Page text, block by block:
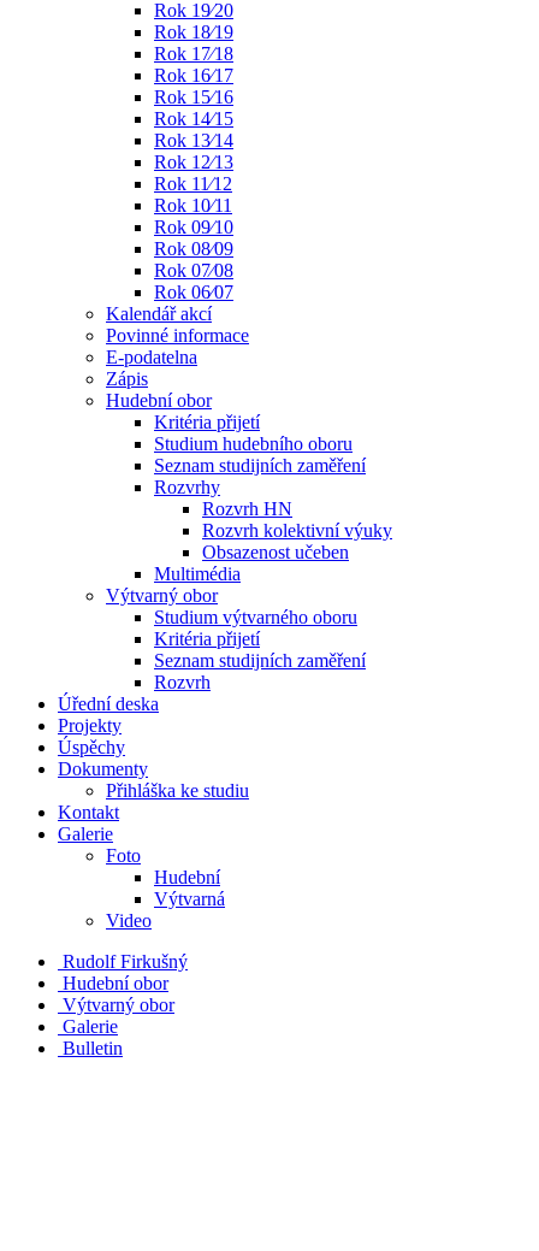
Rok 19⁄20
Rok 18⁄19
Rok 17⁄18
Rok 16⁄17
Rok 15⁄16
Rok 14⁄15
Rok 13⁄14
Rok 12⁄13
Rok 11⁄12
Rok 10⁄11
Rok 09⁄10
Rok 08⁄09
Rok 07⁄08
Rok 06⁄07
Kalendář akcí
Povinné informace
E-podatelna
Zápis
Hudební obor
Kritéria přijetí
Studium hudebního oboru
Seznam studijních zaměření
Rozvrhy
Rozvrh HN
Rozvrh kolektivní výuky
Obsazenost učeben
Multimédia
Výtvarný obor
Studium výtvarného oboru
Kritéria přijetí
Seznam studijních zaměření
Rozvrh
Úřední deska
Projekty
Úspěchy
Dokumenty
Přihláška ke studiu
Kontakt
Galerie
Foto
Hudební
Výtvarná
Video
Rudolf Firkušný
Hudební obor
Výtvarný obor
Galerie
Bulletin